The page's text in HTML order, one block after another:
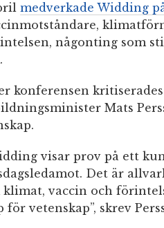
medverkade Widding
någonting som
konferensen
Mats
visar prov på ett
Det är
klimat, vaccin och
för vetenskap”, skrev